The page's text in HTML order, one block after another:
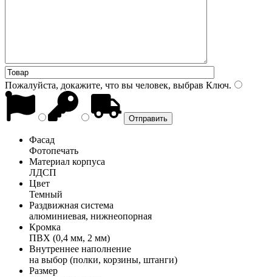
Пожалуйста, докажите, что вы человек, выбрав Ключ.
Фасад
Фотопечать
Материал корпуса
ЛДСП
Цвет
Темный
Раздвижная система
алюминиевая, нижнеопорная
Кромка
ПВХ (0,4 мм, 2 мм)
Внутреннее наполнение
на выбор (полки, корзины, штанги)
Размер